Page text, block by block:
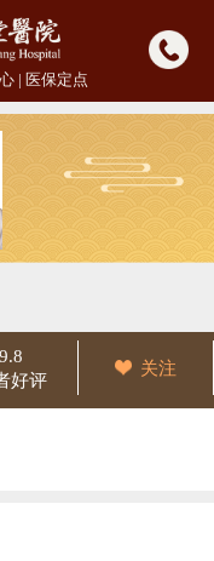
| 医保定点
9.8
好评
关注